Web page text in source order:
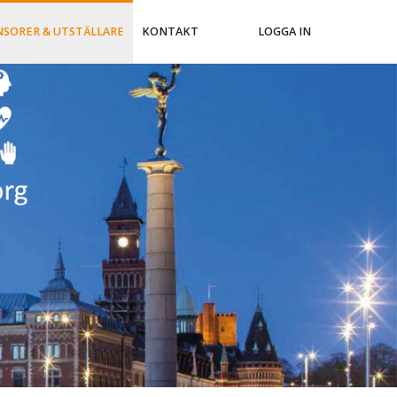
LOGGA IN
& UTSTÄLLARE KONTAKT